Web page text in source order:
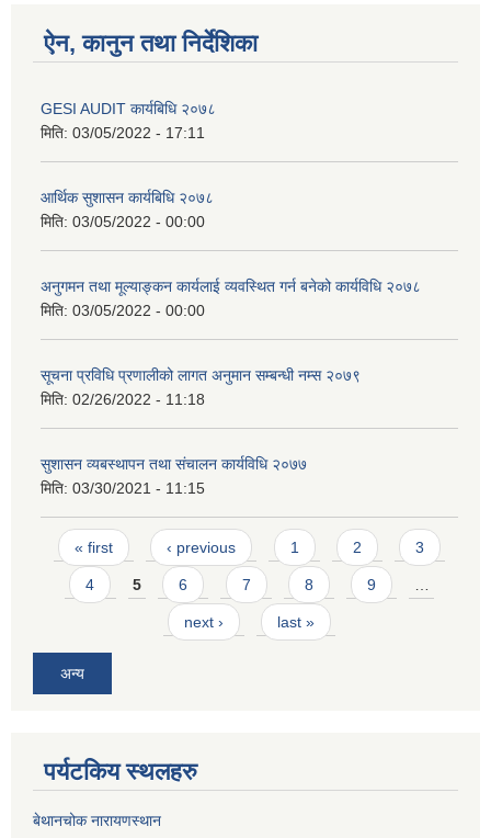
ऐन, कानुन तथा निर्देशिका
GESI AUDIT कार्यबिधि २०७८
मिति: 03/05/2022 - 17:11
आर्थिक सुशासन कार्यबिधि २०७८
मिति: 03/05/2022 - 00:00
अनुगमन तथा मूल्याङ्कन कार्यलाई व्यवस्थित गर्न बनेको कार्यविधि २०७८
मिति: 03/05/2022 - 00:00
सूचना प्रविधि प्रणालीको लागत अनुमान सम्बन्धी नम्स २०७९
मिति: 02/26/2022 - 11:18
सुशासन व्यबस्थापन तथा संचालन कार्यविधि २०७७
मिति: 03/30/2021 - 11:15
Pages
« first ‹ previous 1 2 3
4 5 6 7 8 9 …
next › last »
अन्य
पर्यटकिय स्थलहरु
बेथानचोक नारायणस्थान